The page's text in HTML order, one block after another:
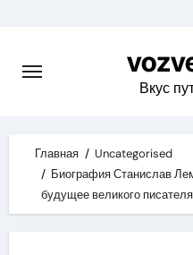
content
Вкус
Главная
Uncategorised
Биография Станислав
будущее великого